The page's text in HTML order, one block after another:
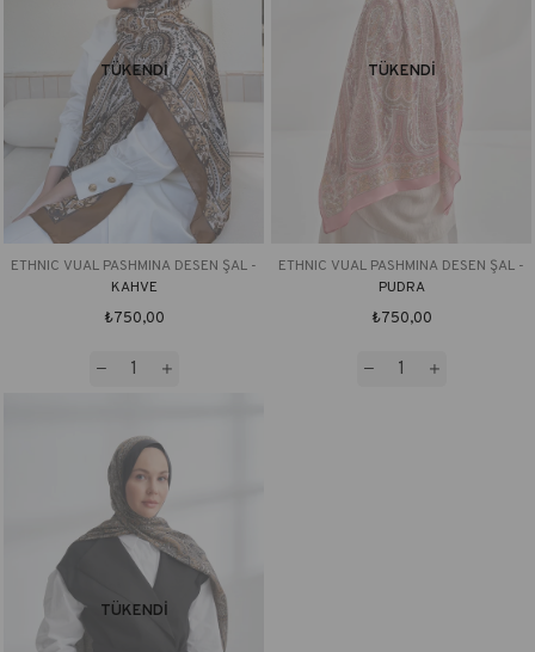
TÜKENDI
ETHNIC VUAL PASHMINA DESEN ŞAL -
KAHVE
₺750,00
TÜKENDI
ETHNIC VUAL PASHMINA DESEN ŞAL -
PUDRA
₺750,00
TÜKENDI